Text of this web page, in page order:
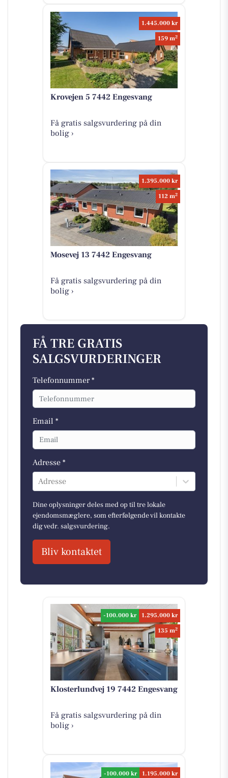
1.445.000 kr
159 m2
Krovejen 5 7442 Engesvang
Få gratis salgsvurdering på din
bolig ›
1.395.000 kr
112 m2
Mosevej 13 7442 Engesvang
Få gratis salgsvurdering på din
bolig ›
FÅ TRE GRATIS
SALGSVURDERINGER
Telefonnummer *
Email *
Adresse *
Adresse
Dine oplysninger deles med op til tre lokale
ejendomsmæglere, som efterfølgende vil kontakte
dig vedr. salgsvurdering.
Bliv kontaktet
-100.000 kr
1.295.000 kr
135 m2
Klosterlundvej 19 7442 Engesvang
Få gratis salgsvurdering på din
bolig ›
-100.000 kr
1.195.000 kr